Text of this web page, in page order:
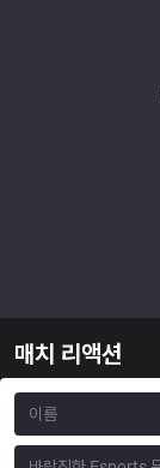
매치 리액션